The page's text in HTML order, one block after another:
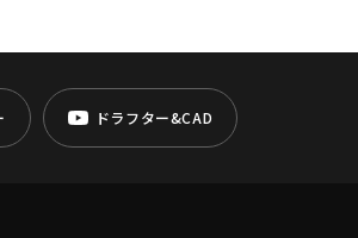
ドラフター&CAD